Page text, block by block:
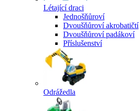
Létající draci
Jednošňůroví
Dvoušňůroví akrobatičtí
Dvoušňůroví padákoví
Příslušenství
Odrážedla